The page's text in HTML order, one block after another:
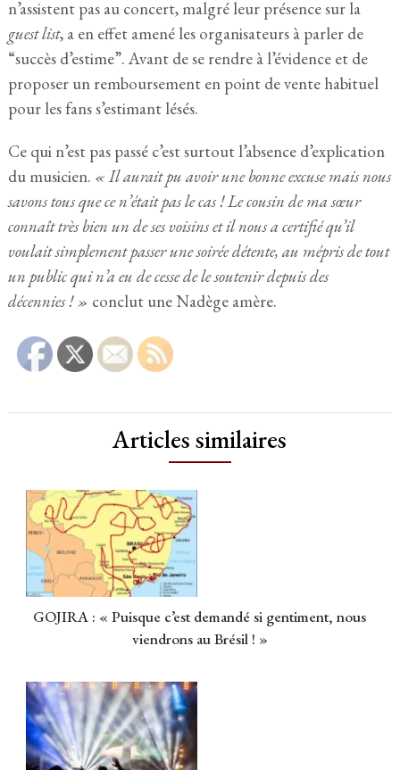
n’assistent pas au concert, malgré leur présence sur la
guest list, a en effet amené les organisateurs à parler de
“succès d’estime”. Avant de se rendre à l’évidence et de
proposer un remboursement en point de vente habituel
pour les fans s’estimant lésés.
Ce qui n’est pas passé c’est surtout l’absence d’explication
du musicien. « Il aurait pu avoir une bonne excuse mais nous
savons tous que ce n’était pas le cas ! Le cousin de ma sœur
connaît très bien un de ses voisins et il nous a certifié qu’il
voulait simplement passer une soirée détente, au mépris de tout
un public qui n’a eu de cesse de le soutenir depuis des
décennies ! » conclut une Nadège amère.
Articles similaires
GOJIRA : « Puisque c’est demandé si gentiment, nous
viendrons au Brésil ! »